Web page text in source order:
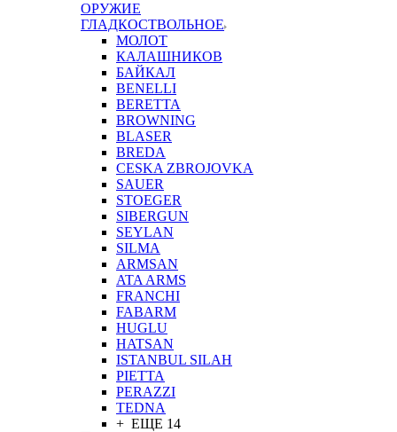
ОРУЖИЕ
ГЛАДКОСТВОЛЬНОЕ
МОЛОТ
КАЛАШНИКОВ
БАЙКАЛ
BENELLI
BERETTA
BROWNING
BLASER
BREDA
CESKA ZBROJOVKA
SAUER
STOEGER
SIBERGUN
SEYLAN
SILMA
ARMSAN
ATA ARMS
FRANCHI
FABARM
HUGLU
HATSAN
ISTANBUL SILAH
PIETTA
PERAZZI
TEDNA
+ ЕЩЕ 14